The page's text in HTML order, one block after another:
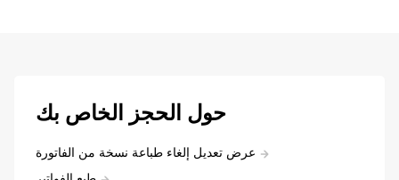
حول الحجز الخاص بك
عرض تعديل إلغاء طباعة نسخة من الفاتورة